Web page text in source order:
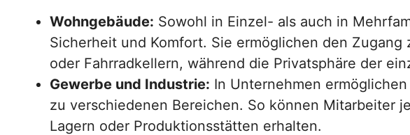
Wohngebäude: Sowohl in Einzel- als auch in
Sicherheit und Komfort. Sie ermöglichen den
oder Fahrradkellern, während die Privatsphäre der
Gewerbe und Industrie: In Unternehmen
zu verschiedenen Bereichen. So können Mitarbeiter
Lagern oder Produktionsstätten erhalten.